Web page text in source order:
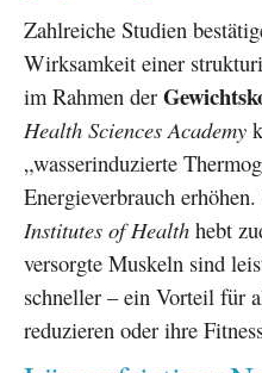
Zahlreiche Studien
Wirksamkeit einer
im Rahmen der
Health Sciences Academy
„wasserinduzierte
Energieverbrauch
Institutes of Health hebt
versorgte Muskeln sind
schneller – ein Vorteil für
reduzieren oder ihre